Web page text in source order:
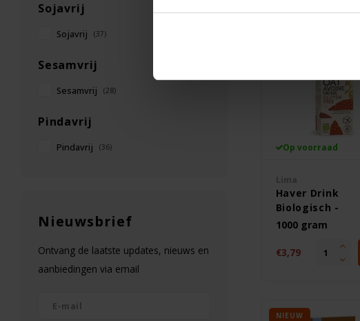
Sojavrij
Sojavrij (37)
Sesamvrij
Sesamvrij (28)
Pindavrij
Pindavrij (36)
Nieuwsbrief
Ontvang de laatste updates, nieuws en
aanbiedingen via email
Op voorraad
Haver Drink
Biologisch -
Glutenvrij
1000 gram
€3,79
NIEUW